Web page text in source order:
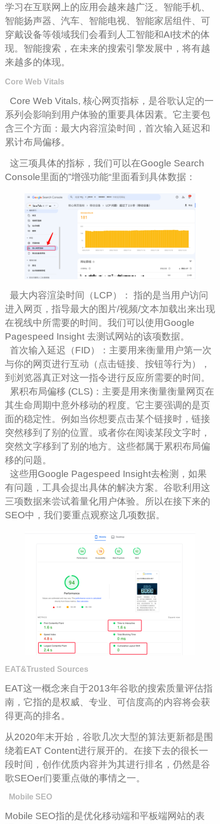
学习在互联网上的应用会越来越广泛。智能手机、
智能扬声器、汽车、智能电视、智能家居组件、可
穿戴设备等领域我们会看到人工智能和AI技术的体
现。智能搜索，在未来的搜索引擎发展中，将有越
来越多的体现。
Core Web Vitals
Core Web Vitals, 核心网页指标，是谷歌认定的一
系列会影响到用户体验的重要具体因素。它主要包
含三个方面：最大内容渲染时间，首次输入延迟和
累计布局偏移。
这三项具体的指标，我们可以在Google Search
Console里面的”增强功能“里面看到具体数据：
最大内容渲染时间（LCP）： 指的是当用户访问
进入网页，指导最大的图片/视频/文本加载出来出现
在视线中所需要的时间。我们可以使用Google
Pagespeed Insight 去测试网站的该项数据。
首次输入延迟（FID）：主要用来衡量用户第一次
与你的网页进行互动（点击链接、按钮等行为），
到浏览器真正对这一指令进行反应所需要的时间。
累积布局偏移 (CLS)：主要是用来衡量衡量网页在
其生命周期中意外移动的程度。它主要强调的是页
面的稳定性。例如当你想要点击某个链接时，链接
突然移到了别的位置。或者你在阅读某段文字时，
突然文字移到了别的地方。这些都属于累积布局偏
移的问题。
这些用Google Pagespeed Insight去检测，如果
有问题，工具会提出具体的解决方案。谷歌利用这
三项数据来尝试着量化用户体验。所以在接下来的
SEO中，我们要重点观察这几项数据。
EAT&Trusted Sources
EAT这一概念来自于2013年谷歌的搜索质量评估指
南，它指的是权威、专业、可信度高的内容将会获
得更高的排名。
从2020年末开始，谷歌几次大型的算法更新都是围
绕着EAT Content进行展开的。在接下去的很长一
段时间，创作优质内容并为其进行排名，仍然是谷
歌SEOer们要重点做的事情之一。
Mobile SEO
Mobile SEO指的是优化移动端和平板端网站的表